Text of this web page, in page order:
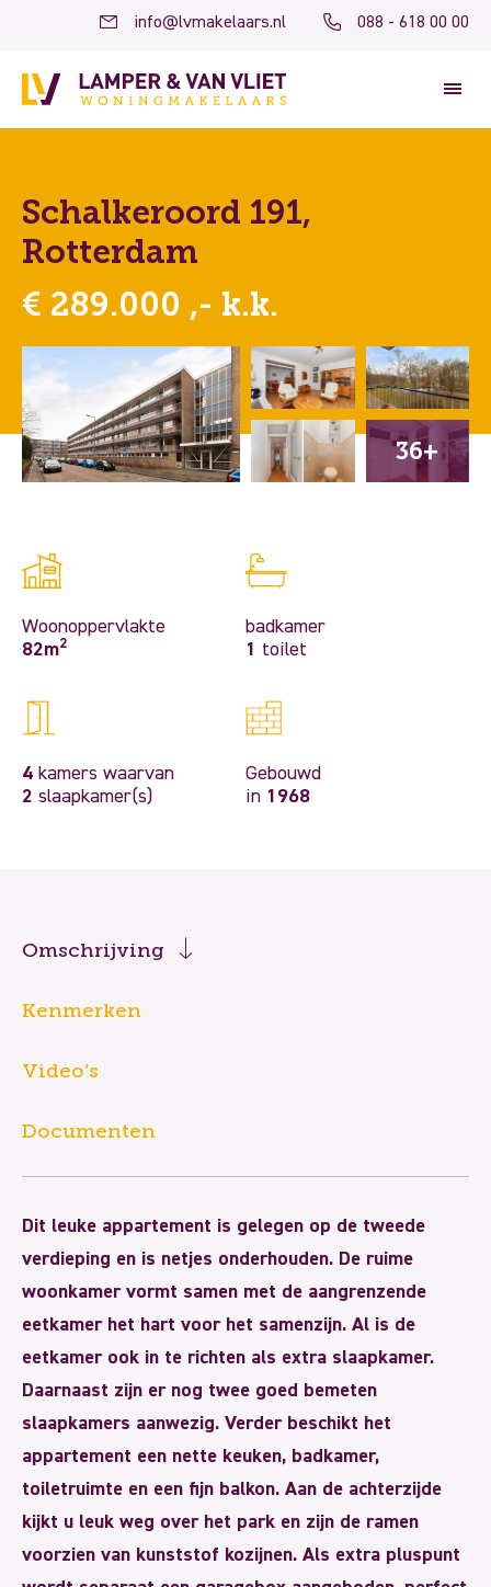
info@lvmakelaars.nl 088 - 618 00 00
Schalkeroord 191,
Rotterdam
€ 289.000 ,- k.k.
36+
Woonoppervlakte
82m2
badkamer
1
toilet
4 kamers waarvan
2 slaapkamer(s)
Gebouwd
in 1968
Omschrijving
Kenmerken
Video’s
Documenten
Dit leuke appartement is gelegen op de tweede
verdieping en is netjes onderhouden. De ruime
woonkamer vormt samen met de aangrenzende
eetkamer het hart voor het samenzijn. Al is de
eetkamer ook in te richten als extra slaapkamer.
Daarnaast zijn er nog twee goed bemeten
slaapkamers aanwezig. Verder beschikt het
appartement een nette keuken, badkamer,
toiletruimte en een fijn balkon. Aan de achterzijde
kijkt u leuk weg over het park en zijn de ramen
voorzien van kunststof kozijnen. Als extra pluspunt